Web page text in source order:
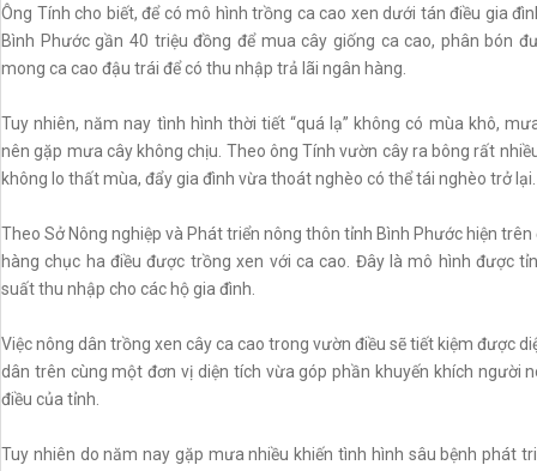
Ông Tính cho biết, để có mô hình trồng ca cao xen dưới tán điều gia
Bình Phước gần 40 triệu đồng để mua cây giống ca cao, phân bón
mong ca cao đậu trái để có thu nhập trả lãi ngân hàng.
Tuy nhiên, năm nay tình hình thời tiết “quá lạ” không có mùa khô,
nên gặp mưa cây không chịu. Theo ông Tính vườn cây ra bông rất
không lo thất mùa, đẩy gia đình vừa thoát nghèo có thể tái nghèo trở
Theo Sở Nông nghiệp và Phát triển nông thôn tỉnh Bình Phước hiện
hàng chục ha điều được trồng xen với ca cao. Đây là mô hình được
suất thu nhập cho các hộ gia đình.
Việc nông dân trồng xen cây ca cao trong vườn điều sẽ tiết kiệm được
dân trên cùng một đơn vị diện tích vừa góp phần khuyến khích người
điều của tỉnh.
Tuy nhiên do năm nay gặp mưa nhiều khiến tình hình sâu bệnh phát